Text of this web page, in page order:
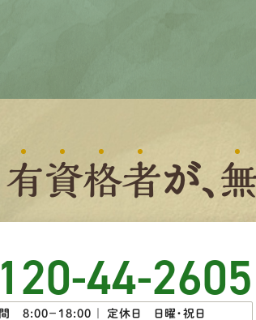
有資格者が、
44-2605
8:00−18:00 ｜ 定休日 日曜・祝日